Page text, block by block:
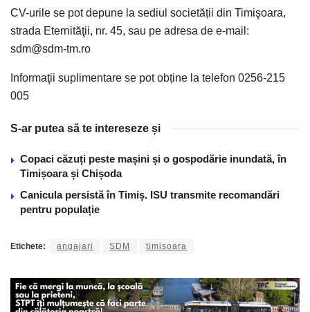
CV-urile se pot depune la sediul societății din Timişoara,
strada Eternităţii, nr. 45, sau pe adresa de e-mail:
sdm@sdm-tm.ro
Informaţii suplimentare se pot obține la telefon 0256-215
005
S-ar putea să te intereseze și
Copaci căzuți peste mașini și o gospodărie inundată, în
Timișoara și Chișoda
Canicula persistă în Timiș. ISU transmite recomandări
pentru populație
Etichete: angajari SDM timisoara